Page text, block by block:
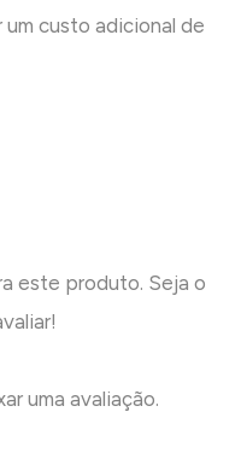
custo adicional de
este produto. Seja o
uma avaliação.